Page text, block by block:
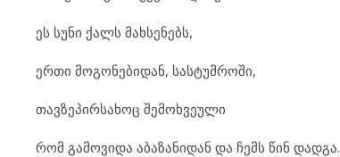
ეს სუნი ქალს მახსენებს,
ერთი მოგონებიდან, სასტუმროში,
თავზეპირსახოც შემოხვეული
რომ გამოვიდა აბაზანიდან და ჩემს წინ დადგა.